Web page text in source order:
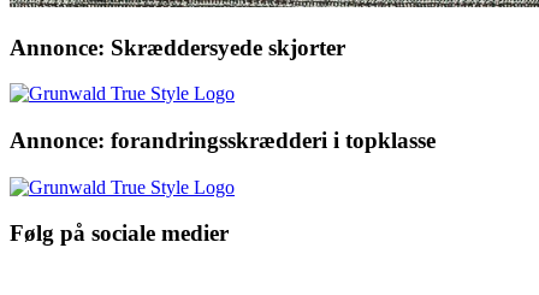
Annonce: Skræddersyede skjorter
Annonce: forandringsskrædderi i topklasse
Følg på sociale medier